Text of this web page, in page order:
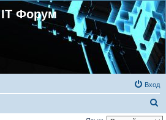
IT Форум
Вход
о